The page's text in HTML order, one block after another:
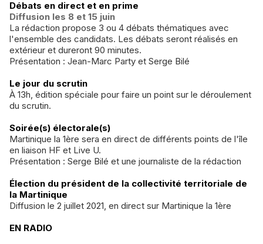
Débats en direct et en prime
Diffusion les 8 et 15 juin
La rédaction propose 3 ou 4 débats thématiques avec
l'ensemble des candidats. Les débats seront réalisés en
extérieur et dureront 90 minutes.
Présentation : Jean-Marc Party et Serge Bilé
Le jour du scrutin
À 13h, édition spéciale pour faire un point sur le déroulement
du scrutin.
Soirée(s) électorale(s)
Martinique la 1ère sera en direct de différents points de l'île
en liaison HF et Live U.
Présentation : Serge Bilé et une journaliste de la rédaction
Élection du président de la collectivité territoriale de
la Martinique
Diffusion le 2 juillet 2021, en direct sur Martinique la 1ère
EN RADIO